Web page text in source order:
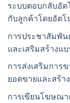
ระบบตอบกลับอั
กับลูกค้าโดยอัตโ
การประชาสัมพัน
และเสริมสร้างแ
การส่งเสริมการ
ยอดขายและสร้
การเขียนโฆษณ